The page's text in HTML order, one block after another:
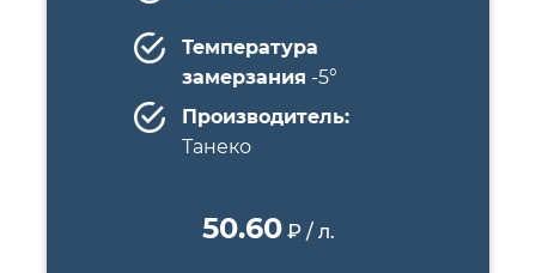
Температура
замерзания -5°
Производитель:
Танеко
50.60 ₽ / л.